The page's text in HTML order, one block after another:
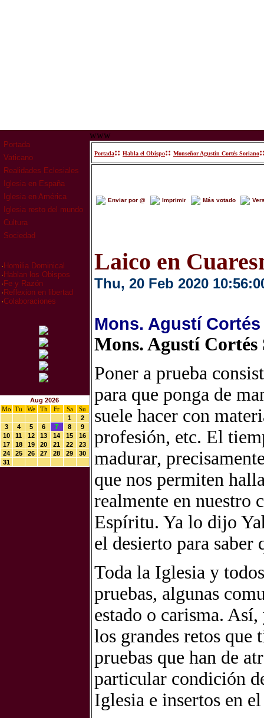
Portada
Vaticano
Realidades Eclesiales
Iglesia en España
Iglesia en América
Iglesia resto del mundo
Cultura
Sociedad
· Homilia Dominical
· Hablan los Obispos
· Fe y Razón
· Reflexion en libertad
·Colaboraciones
Aug 2026
Mo
Tu We Th Fr Sa
Su
1
2
3
4 5 6 7 8
9
10
11 12 13 14 15
16
17
18 19 20 21 22
23
24
25 26 27 28 29
30
31
www
Portada:: Habla el Obispo:: Monseñor Agustín Cortés Soriano
Enviar por @ Imprimir Más votado
Laico en
Thu, 20 Feb 2020
Mons. Agustí
Mons. Agustí Cortés
Poner a prueba
para que ponga de
suele hacer con
profesión, etc. El
madurar,
que nos permiten
realmente en nuestro
Espíritu. Ya lo dijo
el desierto para saber
Toda la Iglesia y
pruebas, algunas
estado o carisma.
los grandes retos que
pruebas que han de
particular condición
Iglesia e insertos en